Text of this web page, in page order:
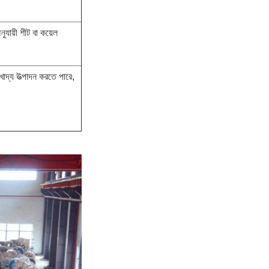
শীট বা কয়েল
উত্পাদন করতে পারে,